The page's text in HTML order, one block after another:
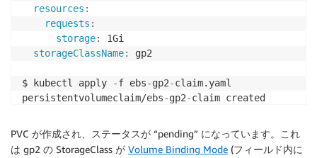
resources :
requests :
storage:
1Gi
storageClassName: gp2
$ kubectl apply -f ebs-gp2-claim.yaml
persistentvolumeclaim/ebs-gp2-
PVC が作成され、ステータスが “pending” になっています。これ
は gp2 の StorageClass が Volume Binding Mode (フィールド内に